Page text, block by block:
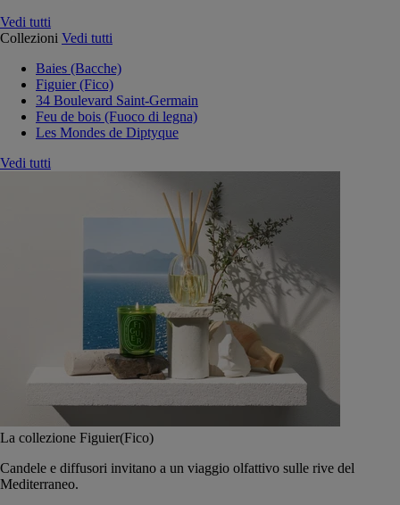
Vedi tutti
Collezioni Vedi tutti
Baies (Bacche)
Figuier (Fico)
34 Boulevard Saint-Germain
Feu de bois (Fuoco di legna)
Les Mondes de Diptyque
Vedi tutti
La collezione Figuier(Fico)
Candele e diffusori invitano a un viaggio olfattivo sulle rive del
Mediterraneo.